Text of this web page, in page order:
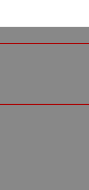
- Guillermo Verduzco